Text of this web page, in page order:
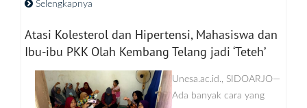
Selengkapnya
Atasi Kolesterol dan Hipertensi, Mahasiswa dan
Ibu-ibu PKK Olah Kembang Telang jadi ‘Teteh’
Unesa.ac.id., SIDOARJO—
Ada banyak cara yang